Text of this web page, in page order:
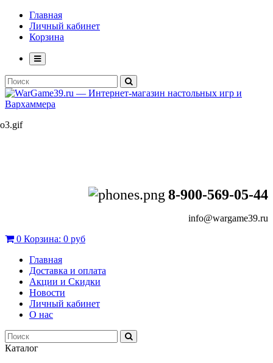
Главная
Личный кабинет
Корзина
8-900-569-05-44
info@wargame39.ru
0 Корзина: 0 руб
Главная
Доставка и оплата
Акции и Скидки
Новости
Личный кабинет
О нас
Каталог